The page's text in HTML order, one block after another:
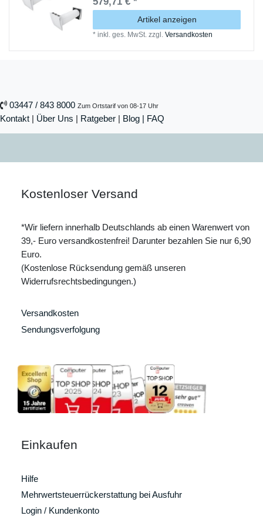
Artikel anzeigen
*inkl. ges. MwSt. zzgl.Versandkosten
03447 / 843 8000 Zum Ortstarif von 08-17 Uhr
Kontakt | Über Uns | Ratgeber | Blog | FAQ
Kostenloser Versand
*Wir liefern innerhalb Deutschlands ab einen Warenwert von
39,- Euro versandkostenfrei! Darunter bezahlen Sie nur 6,90
Euro.
(Kostenlose Rücksendung gemäß unseren
Widerrufsrechtsbedingungen.)
Versandkosten
Sendungsverfolgung
Einkaufen
Hilfe
Mehrwertsteuerrückerstattung bei Ausfuhr
Login / Kundenkonto